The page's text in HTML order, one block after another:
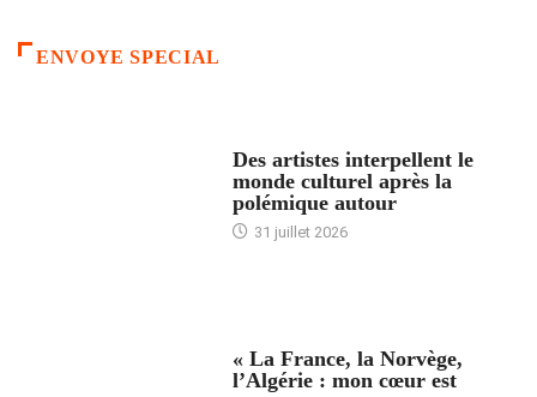
ENVOYE SPECIAL
Des artistes interpellent le
monde culturel après la
polémique autour
31 juillet 2026
« La France, la Norvège,
l’Algérie : mon cœur est